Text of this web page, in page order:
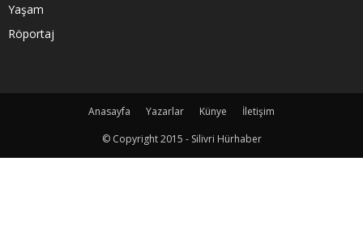
Yaşam
Röportaj
Anasayfa Yazarlar Künye
İletişim
© Copyright 2015 - Silivri Hürhaber